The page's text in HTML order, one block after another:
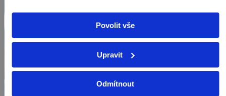
Povolit vše
Upravit
Odmítnout